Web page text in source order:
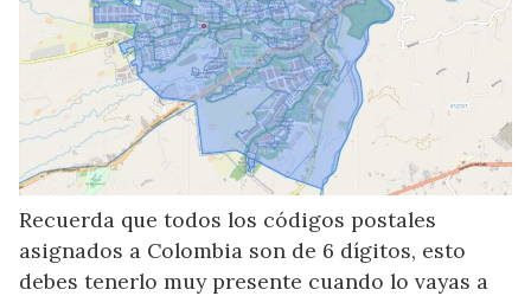
Recuerda que todos los códigos postales
asignados a Colombia son de 6 dígitos, esto
debes tenerlo muy presente cuando lo vayas a